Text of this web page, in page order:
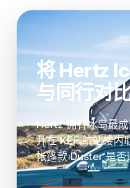
CampervanPlanet
比较，然后将您引
KEF 取车、不限里
任何额外费用。
将 Hertz
与同行对
Hertz 拥有冰岛最成
并在 KEF 航站楼内
帐篷款 Duster 是否